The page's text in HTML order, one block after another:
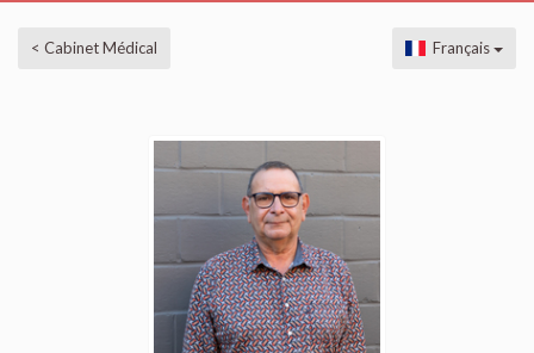
< Cabinet Médical Français